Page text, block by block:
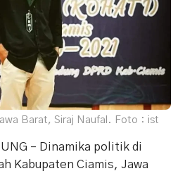
Barat, Siraj Naufal. Foto : ist
– Dinamika politik di
Kabupaten Ciamis, Jawa